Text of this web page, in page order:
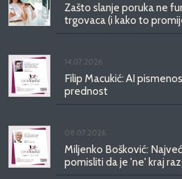
Zašto slanje poruka ne
trgovaca (i kako to
14.07.2026.
Filip Macukić: AI
prednost
08.07.2026.
Miljenko Bošković:
pomisliti da je 'ne' kraj